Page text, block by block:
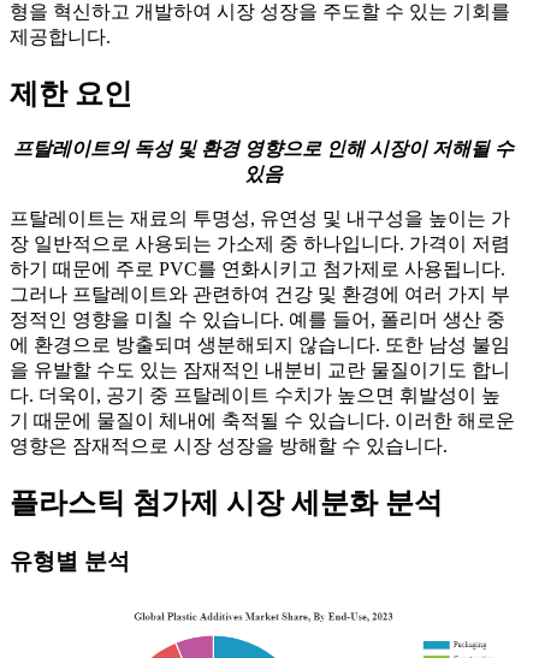
형을 혁신하고 개발하여 시장 성장을 주도할 수 있는 기회를
제공합니다.
제한 요인
프탈레이트의 독성 및 환경 영향으로 인해 시장이 저해될 수
있음
프탈레이트는 재료의 투명성, 유연성 및 내구성을 높이는 가
장 일반적으로 사용되는 가소제 중 하나입니다. 가격이 저렴
하기 때문에 주로 PVC를 연화시키고 첨가제로 사용됩니다.
그러나 프탈레이트와 관련하여 건강 및 환경에 여러 가지 부
정적인 영향을 미칠 수 있습니다. 예를 들어, 폴리머 생산 중
에 환경으로 방출되며 생분해되지 않습니다. 또한 남성 불임
을 유발할 수도 있는 잠재적인 내분비 교란 물질이기도 합니
다. 더욱이, 공기 중 프탈레이트 수치가 높으면 휘발성이 높
기 때문에 물질이 체내에 축적될 수 있습니다. 이러한 해로운
영향은 잠재적으로 시장 성장을 방해할 수 있습니다.
플라스틱 첨가제 시장 세분화 분석
유형별 분석